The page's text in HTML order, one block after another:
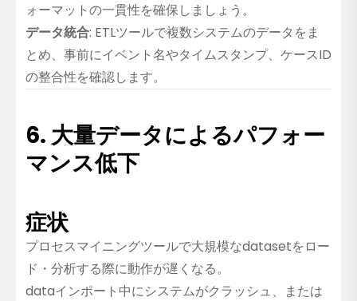
ォーマットの一貫性を確保しましょう。
データ統合: ETLツールで複数システムのデータをま
とめ、事前にイベント名やタイムスタンプ、ケースID
の整合性を確認します。
6. 大量データによるパフォー
マンス低下
症状
プロセスマイニングツールで大規模なdatasetをロー
ド・分析する際に動作が遅くなる。
dataインポート中にシステムがクラッシュ、または